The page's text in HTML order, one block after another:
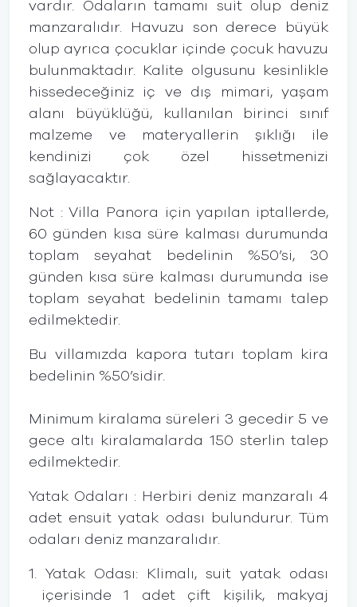
vardır. Odaların tamamı suit olup deniz
manzaralıdır. Havuzu son derece büyük
olup ayrıca çocuklar içinde çocuk havuzu
bulunmaktadır. Kalite olgusunu kesinlikle
hissedeceğiniz iç ve dış mimari, yaşam
alanı büyüklüğü, kullanılan birinci sınıf
malzeme ve materyallerin şıklığı ile
kendinizi çok özel hissetmenizi
sağlayacaktır.
Not : Villa Panora için yapılan iptallerde,
60 günden kısa süre kalması durumunda
toplam seyahat bedelinin %50’si, 30
günden kısa süre kalması durumunda ise
toplam seyahat bedelinin tamamı talep
edilmektedir.
Bu villamızda kapora tutarı toplam kira
bedelinin %50’sidir.
Minimum kiralama süreleri 3 gecedir 5 ve
gece altı kiralamalarda 150 sterlin talep
edilmektedir.
Yatak Odaları : Herbiri deniz manzaralı 4
adet ensuit yatak odası bulundurur. Tüm
odaları deniz manzaralıdır.
1. Yatak Odası: Klimalı, suit yatak odası
içerisinde 1 adet çift kişilik, makyaj